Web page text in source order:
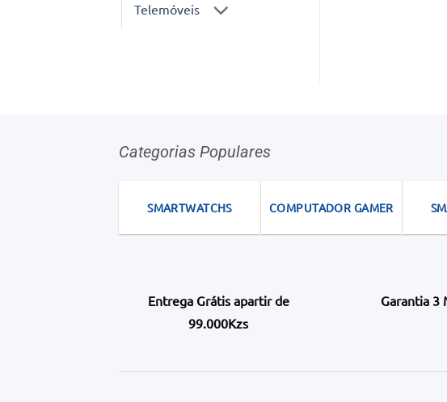
Telemóveis
Categorias Populares
SMARTWATCHS COMPUTADOR GAMER
Entrega Grátis apartir de
99.000Kzs
Garantia 3